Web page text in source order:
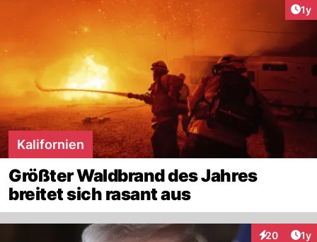
1y
Kalifornien
Größter Waldbrand des Jahres
breitet sich rasant aus
20 1y